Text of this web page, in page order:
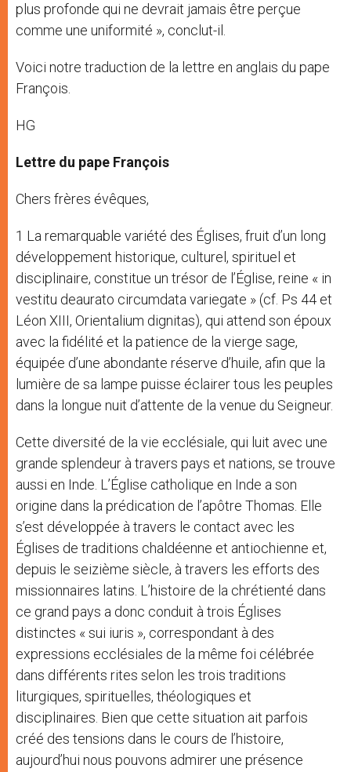
plus profonde qui ne devrait jamais être perçue
comme une uniformité », conclut-il.
Voici notre traduction de la lettre en anglais du pape
François.
HG
Lettre du pape François
Chers frères évêques,
1 La remarquable variété des Églises, fruit d’un long
développement historique, culturel, spirituel et
disciplinaire, constitue un trésor de l’Église, reine « in
vestitu deaurato circumdata variegate » (cf. Ps 44 et
Léon XIII, Orientalium dignitas), qui attend son époux
avec la fidélité et la patience de la vierge sage,
équipée d’une abondante réserve d’huile, afin que la
lumière de sa lampe puisse éclairer tous les peuples
dans la longue nuit d’attente de la venue du Seigneur.
Cette diversité de la vie ecclésiale, qui luit avec une
grande splendeur à travers pays et nations, se trouve
aussi en Inde. L’Église catholique en Inde a son
origine dans la prédication de l’apôtre Thomas. Elle
s’est développée à travers le contact avec les
Églises de traditions chaldéenne et antiochienne et,
depuis le seizième siècle, à travers les efforts des
missionnaires latins. L’histoire de la chrétienté dans
ce grand pays a donc conduit à trois Églises
distinctes « sui iuris », correspondant à des
expressions ecclésiales de la même foi célébrée
dans différents rites selon les trois traditions
liturgiques, spirituelles, théologiques et
disciplinaires. Bien que cette situation ait parfois
créé des tensions dans le cours de l’histoire,
aujourd’hui nous pouvons admirer une présence